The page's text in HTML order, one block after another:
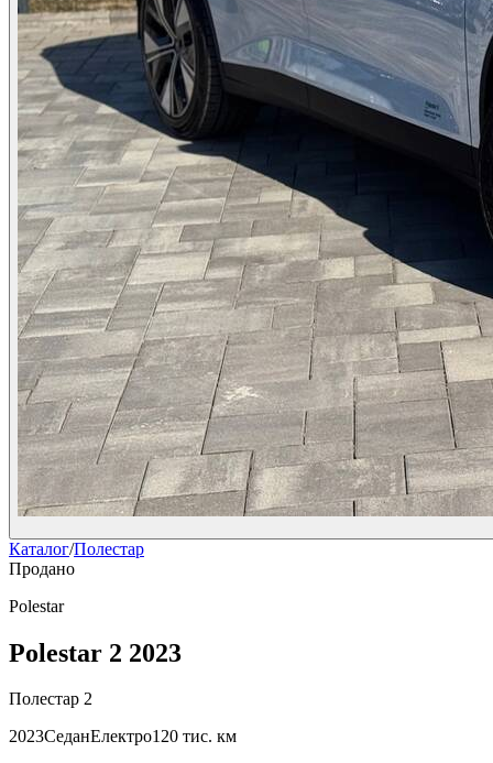
Каталог/Полестар
Продано
Polestar
Polestar 2 2023
Полестар 2
2023СеданЕлектро120 тис. км